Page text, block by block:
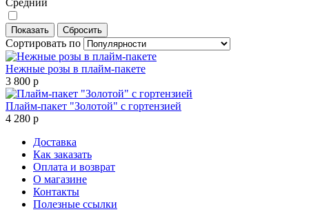
Сортировать по
Нежные розы в плайм-пакете
3 800 р
Плайм-пакет "Золотой" с гортензией
4 280 р
Доставка
Как заказать
Оплата и возврат
О магазине
Контакты
Полезные ссылки